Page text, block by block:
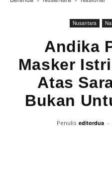
Nusantara
Andika
Masker
Atas
Bukan
Penulis editordua -